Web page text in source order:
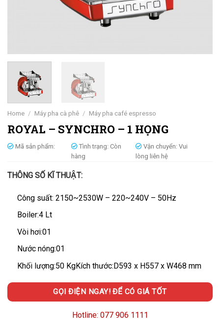
Home / Máy pha cà phê / Máy pha café espresso
ROYAL – SYNCHRO – 1 HỌNG
Mã sản phẩm: Tình trạng: Còn
hàng
Vận chuyển: Vui
lòng liên hệ
THÔNG SỐ KĨ THUẬT:
Công suất: 2150~2530W – 220~240V – 50Hz
Boiler:4 Lt
Vòi hơi:01
Nước nóng:01
Khối lượng:50 KgKích thước:D593 x H557 x W468 mm
GỌI ĐIỆN NGAY! ĐỂ CÓ GIÁ TỐT
Hotline: 077 906 1111